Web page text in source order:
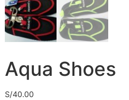
Aqua Shoes
S/40.00